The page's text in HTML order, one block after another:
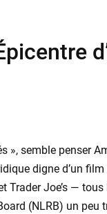
», semble penser
digne d’un
Trader Joe’s —
(NLRB) un peu